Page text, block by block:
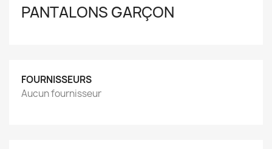
PANTALONS GARÇON
FOURNISSEURS
Aucun fournisseur